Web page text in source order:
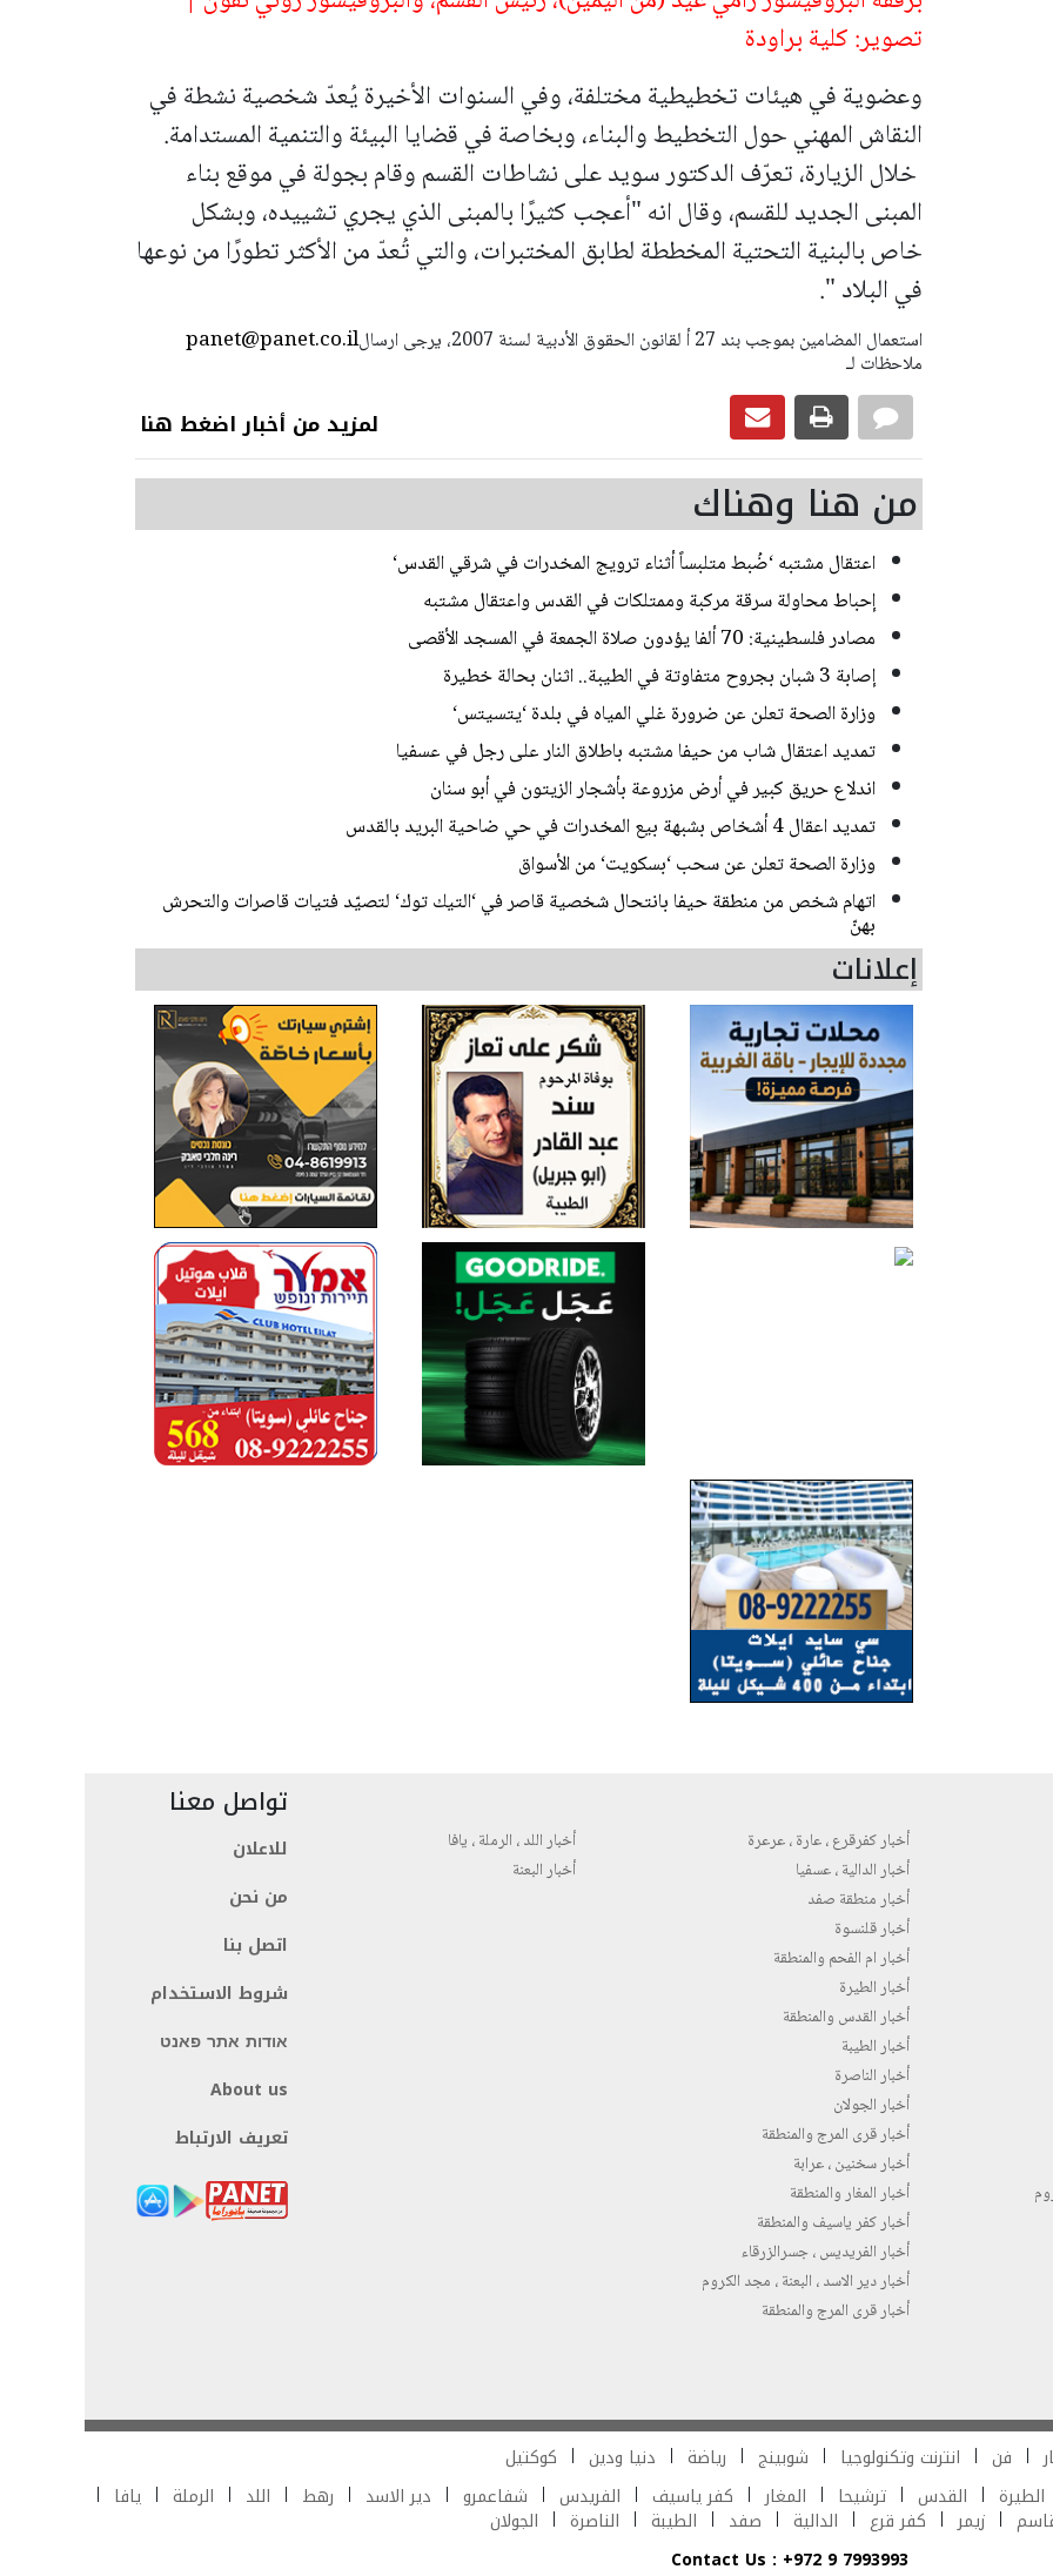
تصوير: كلية براودة
وعضوية في هيئات تخطيطية مختلفة، وفي السنوات الأخيرة يُعدّ شخصية نشطة في
النقاش المهني حول التخطيط والبناء، وبخاصة في قضايا البيئة والتنمية المستدامة.
خلال الزيارة، تعرّف الدكتور سويد على نشاطات القسم وقام بجولة في موقع بناء
المبنى الجديد للقسم، وقال انه "أعجب كثيرًا بالمبنى الذي يجري تشييده، وبشكل
خاص بالبنية التحتية المخططة لطابق المختبرات، والتي تُعدّ من الأكثر تطورًا من نوعها
في البلاد ".
panet@panet.co.ilاستعمال المضامين بموجب بند 27 أ لقانون الحقوق الأدبية لسنة 2007، يرجى ارسال
ملاحظات لـ
لمزيد من أخبار اضغط هنا
من هنا وهناك
اعتقال مشتبه ‘ضُبط متلبساً أثناء ترويج المخدرات في شرقي القدس‘
إحباط محاولة سرقة مركبة وممتلكات في القدس واعتقال مشتبه
مصادر فلسطينية: 70 ألفا يؤدون صلاة الجمعة في المسجد الأقصى
إصابة 3 شبان بجروح متفاوتة في الطيبة.. اثنان بحالة خطيرة
وزارة الصحة تعلن عن ضرورة غلي المياه في بلدة ‘يتسيتس‘
تمديد اعتقال شاب من حيفا مشتبه باطلاق النار على رجل في عسفيا
اندلاع حريق كبير في أرض مزروعة بأشجار الزيتون في أبو سنان
تمديد اعقال 4 أشخاص بشبهة بيع المخدرات في حي ضاحية البريد بالقدس
وزارة الصحة تعلن عن سحب ‘بسكويت‘ من الأسواق
اتهام شخص من منطقة حيفا بانتحال شخصية قاصر في ‘التيك توك‘ لتصيّد فتيات قاصرات والتحرش
بهنّ
إعلانات
أخبار كفرقرع ، عارة ، عرعرة
أخبار الدالية ، عسفيا
أخبار منطقة صفد
أخبار قلنسوة
أخبار ام الفحم والمنطقة
أخبار الطيرة
أخبار القدس والمنطقة
أخبار الطيبة
أخبار الناصرة
أخبار الجولان
أخبار قرى المرج والمنطقة
أخبار سخنين ، عرابة
أخبار المغار والمنطقة
أخبار كفر ياسيف والمنطقة
أخبار الفريديس ، جسرالزرقاء
أخبار دير الاسد ، البعنة ، مجد الكروم
أخبار قرى المرج والمنطقة
أخبار اللد ، الرملة ، يافا
أخبار البعنة
تواصل معنا
للاعلان
من نحن
اتصل بنا
شروط الاستخدام
אודות אתר פאנט
About us
تعريف الارتباط
فن انترنت وتكنولوجيا شوبينج رياضة دنيا ودين
كوكتيل
الطيرة القدس ترشيحا المغار كفر ياسيف الفريدس شفاعمرو دير الاسد رهط اللد الرملة يافا
زيمر كفر قرع الدالية صفد الطيبة الناصرة
الجولان
Contact Us : +972 9 7993993